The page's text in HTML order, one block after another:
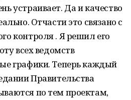
устраивает. Да и качество
Отчасти это связано с
контроля . Я решил его
всех ведомств
графики. Теперь каждый
Правительства
по тем проектам,